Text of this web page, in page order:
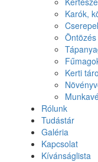
Karók,
Kerti
Rólunk
Tudástár
Galéria
Kapcsolat
Kívánságlista